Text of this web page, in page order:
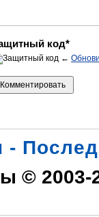
код*
←
© 2003-